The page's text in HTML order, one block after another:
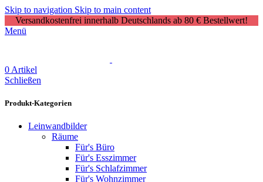
Skip to navigation Skip to main content
Versandkostenfrei innerhalb Deutschlands ab 80 € Bestellwert!
Menü
0 Artikel
Schließen
Produkt-Kategorien
Leinwandbilder
Räume
Für's Büro
Für's Esszimmer
Für's Schlafzimmer
Für's Wohnzimmer